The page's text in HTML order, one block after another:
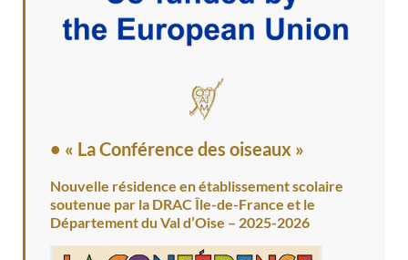
• « La Conférence des oiseaux »
Nouvelle résidence en établissement scolaire
soutenue par la DRAC Île-de-France et le
Département du Val d’Oise – 2025-2026